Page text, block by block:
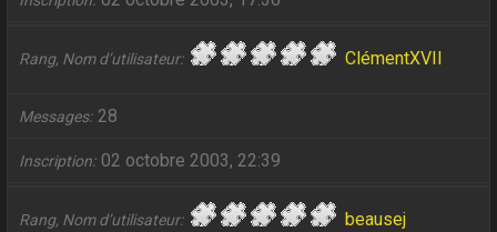
Rang, Nom d’utilisateur ClémentXVII
Messages 28
Inscription 02 octobre 2003, 22:39
Rang, Nom d’utilisateur beausej